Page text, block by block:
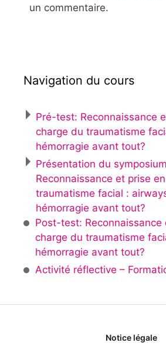
un commentaire.
Navigation du cours
Pré-test: Reconnaissance
charge du traumatisme
hémorragie avant tout?
Présentation du
Reconnaissance et prise
traumatisme facial :
hémorragie avant tout?
Post-test: Reconnaissance
charge du traumatisme
hémorragie avant tout?
Activité réflective –
Notice légale